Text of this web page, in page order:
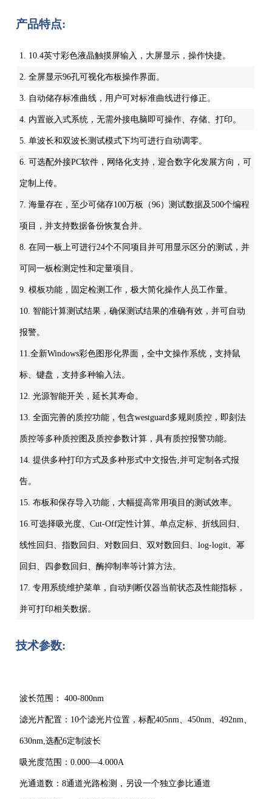
产品特点:
1. 10.4英寸彩色液晶触摸屏输入，大屏显示，操作快捷。
2. 全屏显示96孔可视化布板操作界面。
3. 自动储存标准曲线，用户可对标准曲线进行修正。
4. 内置嵌入式系统，无需外接电脑即可操作、存储、打印。
5. 单波长和双波长测试模式下均可进行自动调零。
6. 可选配外接PC软件，网络化支持，迎合数字化发展方向，可
定制上传。
7. 海量存在，至少可储存100万板（96）测试数据及500个编程
项目，并支持数据备份恢复合并。
8. 在同一板上可进行24个不同项目并可用显示区分的测试，并
可同一板检测定性和定量项目。
9. 模板功能，固定检测工作，极大简化操作人员工作量。
10. 智能计算测试结果，确保测试结果的准确有效，并可自动
报警。
11.全新Windows彩色图形化界面，全中文操作系统，支持鼠
标、键盘，支持多种输入法。
12. 光源智能开关，延长其寿命。
13. 全面完善的质控功能，包含westguard多规则质控，即刻法
质控等多种质控图及质控参数计算，具有质控报警功能。
14. 提供多种打印方式及多种形式中文报告,并可定制各式报
告。
15. 布板和保存导入功能，大幅提高常用项目的测试效率。
16.可选择吸光度、Cut-Off定性计算、单点定标、折线回归、
线性回归、指数回归、对数回归、双对数回归、log-logit、幂
回归、四参数回归、酶抑制率等计算方法。
17. 专用系统维护菜单，自动判断仪器当前状态及性能指标，
并可打印相关数据。
技术参数:
波长范围： 400-800nm
滤光片配置：10个滤光片位置，标配405nm、450nm、492nm、
630nm,选配6定制波长
吸光度范围：0.000―4.000A
光通道数：8通道光路检测，另设一个独立参比通道